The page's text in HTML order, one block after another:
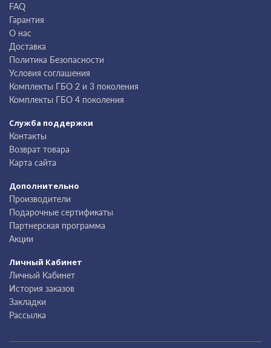
FAQ
Гарантия
О нас
Доставка
Политика Безопасности
Условия соглашения
Комплекты ГБО 2 и 3 поколения
Комплекты ГБО 4 поколения
Служба поддержки
Контакты
Возврат товара
Карта сайта
Дополнительно
Производители
Подарочные сертификаты
Партнерская программа
Акции
Личный Кабинет
Личный Кабинет
История заказов
Закладки
Рассылка